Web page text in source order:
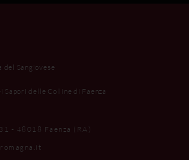
del Sangiovese
Sapori delle Colline di Faenza
- 48018 Faenza (RA)